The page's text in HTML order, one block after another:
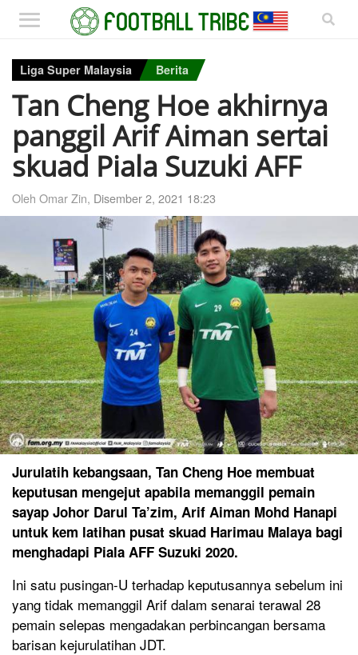
Liga Super Malaysia Berita
Tan Cheng Hoe akhirnya
panggil Arif Aiman sertai
skuad Piala Suzuki AFF
Oleh Omar Zin, Disember 2, 2021 18:23
Jurulatih kebangsaan, Tan Cheng Hoe membuat
keputusan mengejut apabila memanggil pemain
sayap Johor Darul Ta’zim, Arif Aiman Mohd Hanapi
untuk kem latihan pusat skuad Harimau Malaya bagi
menghadapi Piala AFF Suzuki 2020.
Ini satu pusingan-U terhadap keputusannya sebelum ini
yang tidak memanggil Arif dalam senarai terawal 28
pemain selepas mengadakan perbincangan bersama
barisan kejurulatihan JDT.